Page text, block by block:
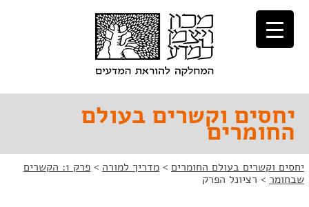
לתוכן
לניווט
יחסים וקשרים בעולם
החומרים
יחסים וקשרים בעולם החומרים > מדריך למורה >
פרק 1: הקשרים
שבחומר > רציונל הפרק